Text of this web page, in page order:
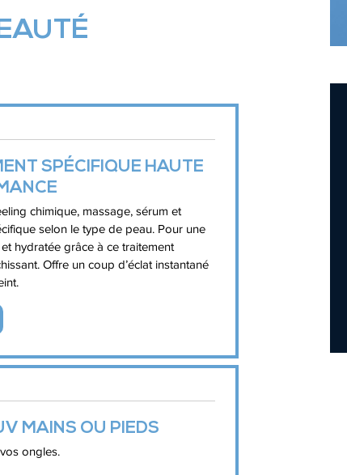
SPÉCIFIQUE HAUTE
chimique, massage, sérum et
selon le type de peau. Pour une
hydratée grâce à ce traitement
Offre un coup d’éclat instantané
MAINS OU PIEDS
ongles.